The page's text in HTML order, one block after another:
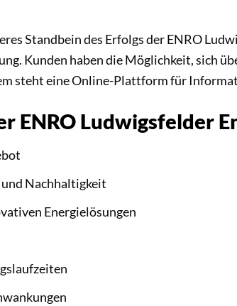
Standbein des Erfolgs der ENRO
Kunden haben die Möglichkeit, sich
steht eine Online-Plattform für
ENRO Ludwigsfelder
Nachhaltigkeit
Energielösungen